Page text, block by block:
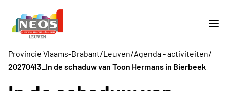
Provincie Vlaams-Brabant/Leuven/Agenda - activiteiten/
20270413_In de schaduw van Toon Hermans in Bierbeek